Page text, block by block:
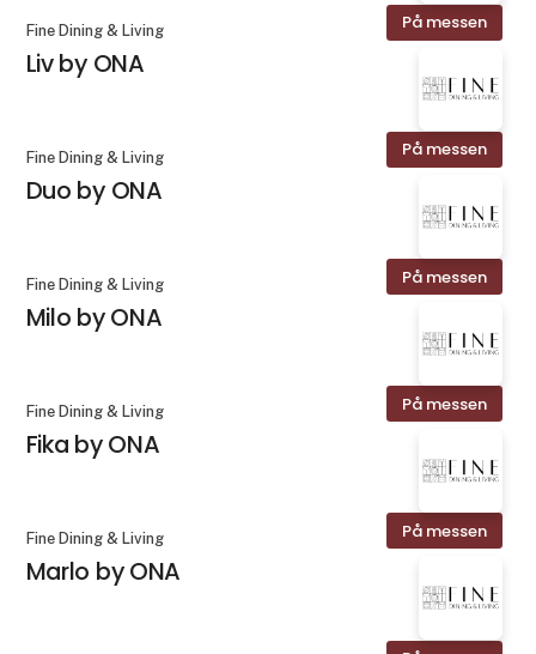
På messen
Fine Dining & Living
Liv by ONA
På messen
Fine Dining & Living
Duo by ONA
På messen
Fine Dining & Living
Milo by ONA
På messen
Fine Dining & Living
Fika by ONA
På messen
Fine Dining & Living
Marlo by ONA